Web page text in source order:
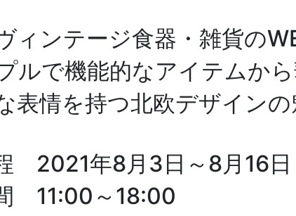
ィンテージ食器・雑貨の
ルで機能的なアイテムか
表情を持つ北欧デザインの
2021年8月3日～8月16日
11:00～18:00